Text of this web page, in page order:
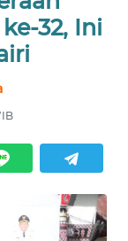
32, Ini